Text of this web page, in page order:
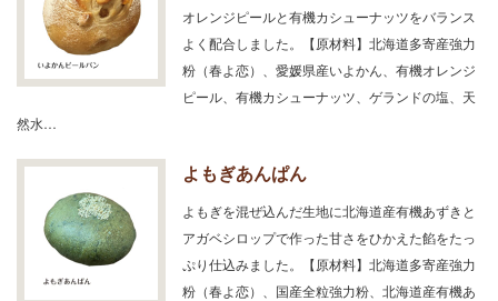
オレンジピールと有機カシューナッツをバランス
よく配合しました。【原材料】北海道多寄産強力
粉（春よ恋）、愛媛県産いよかん、有機オレンジ
ピール、有機カシューナッツ、ゲランドの塩、天
然水…
よもぎあんぱん
よもぎを混ぜ込んだ生地に北海道産有機あずきと
アガベシロップで作った甘さをひかえた餡をたっ
ぷり仕込みました。【原材料】北海道多寄産強力
粉（春よ恋）、国産全粒強力粉、北海道産有機あ